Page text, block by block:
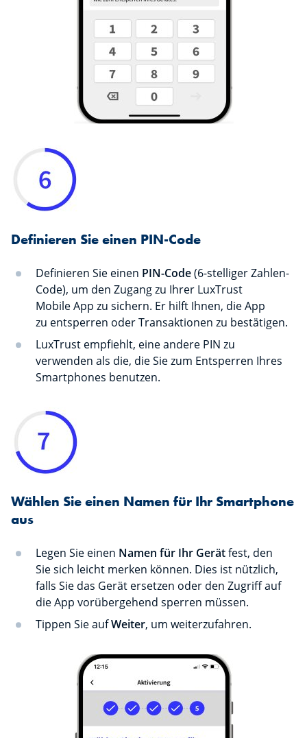
Definieren Sie einen PIN-Code
Definieren Sie einen PIN-Code(6-stelliger Zahlen-
Code), um den Zugang zu Ihrer LuxTrust
Mobile App zu sichern. Er hilft Ihnen, die App
zu entsperren oder Transaktionen zu bestätigen.
LuxTrust empfiehlt, eine andere PIN zu
verwenden als die, die Sie zum Entsperren Ihres
Smartphones benutzen.
Wählen Sie einen Namen für Ihr Smartphone
aus
Legen Sie einen Namen für Ihr Gerätfest, den
Sie sich leicht merken können. Dies ist nützlich,
falls Sie das Gerät ersetzen oder den Zugriff auf
die App vorübergehend sperren müssen.
Tippen Sie aufWeiter, um weiterzufahren.